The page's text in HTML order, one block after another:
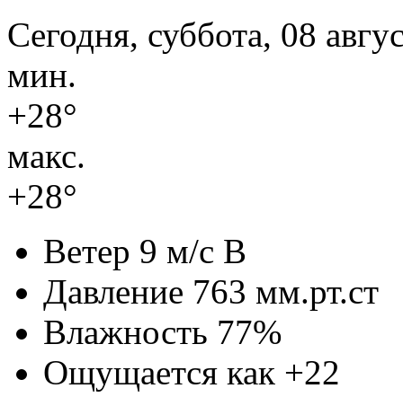
Сегодня, суббота, 08
мин.
+28°
макс.
+28°
Ветер 9 м/с В
Давление 763 мм.рт.ст
Влажность 77%
Ощущается как +22